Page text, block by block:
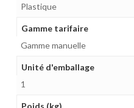
Plastique
Gamme tarifaire
Gamme manuelle
Unité d'emballage
1
Poids (kg)